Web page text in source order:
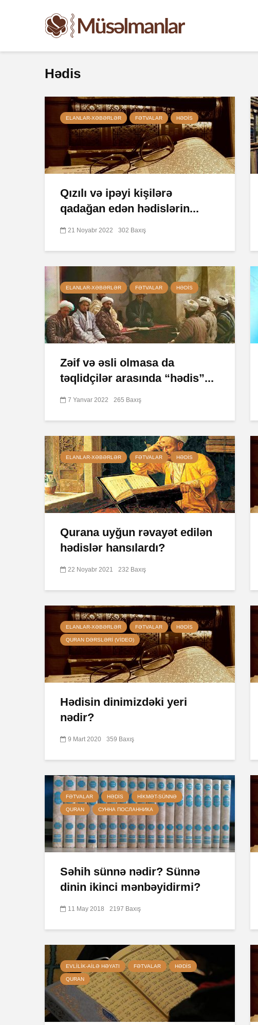
Hədis
ELANLAR-XƏBƏRLƏR FƏTVALAR HƏDIS
Qızılı və ipəyi kişilərə
qadağan edən hədislərin...
21 Noyabr 2022 302 Baxış
ELANLAR-XƏBƏRLƏR FƏTVALAR HƏDIS
Zəif və əsli olmasa da
təqlidçilər arasında “hədis”...
7 Yanvar 2022 265 Baxış
ELANLAR-XƏBƏRLƏR FƏTVALAR HƏDIS
Qurana uyğun rəvayət edilən
hədislər hansılardı?
22 Noyabr 2021 232 Baxış
ELANLAR-XƏBƏRLƏR FƏTVALAR HƏDIS
QURAN DƏRSLƏRI (VIDEO)
Hədisin dinimizdəki yeri
nədir?
9 Mart 2020 359 Baxış
FƏTVALAR HƏDIS HIKMƏT-SÜNNƏ
QURAN СУННА ПОСЛАННИКА
Səhih sünnə nədir? Sünnə
dinin ikinci mənbəyidirmi?
11 May 2018 2197 Baxış
EVLILIK-AILƏ HƏYATI FƏTVALAR HƏDIS
QURAN